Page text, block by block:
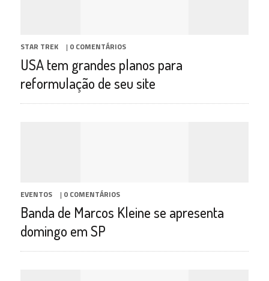
STAR TREK | 0 COMENTÁRIOS
USA tem grandes planos para
reformulação de seu site
EVENTOS | 0 COMENTÁRIOS
Banda de Marcos Kleine se apresenta
domingo em SP